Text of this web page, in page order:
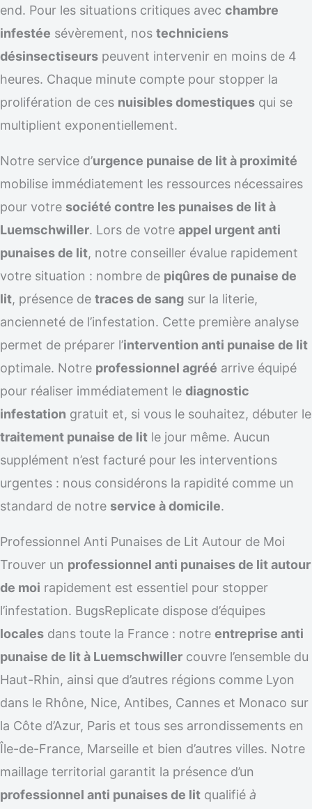
end. Pour les situations critiques avec chambre
infestée sévèrement, nos techniciens
désinsectiseurs peuvent intervenir en moins de 4
heures. Chaque minute compte pour stopper la
prolifération de ces nuisibles domestiques qui se
multiplient exponentiellement.
Notre service d’urgence punaise de lit à proximité
mobilise immédiatement les ressources nécessaires
pour votre société contre les punaises de lit à
Luemschwiller. Lors de votre appel urgent anti
punaises de lit, notre conseiller évalue rapidement
votre situation : nombre de piqûres de punaise de
lit, présence de traces de sang sur la literie,
ancienneté de l’infestation. Cette première analyse
permet de préparer l’intervention anti punaise de lit
optimale. Notre professionnel agréé arrive équipé
pour réaliser immédiatement le diagnostic
infestation gratuit et, si vous le souhaitez, débuter le
traitement punaise de lit le jour même. Aucun
supplément n’est facturé pour les interventions
urgentes : nous considérons la rapidité comme un
standard de notre service à domicile.
Professionnel Anti Punaises de Lit Autour de Moi
Trouver un professionnel anti punaises de lit autour
de moi rapidement est essentiel pour stopper
l’infestation. BugsReplicate dispose d’équipes
locales dans toute la France : notre entreprise anti
punaise de lit à Luemschwiller couvre l’ensemble du
Haut-Rhin, ainsi que d’autres régions comme Lyon
dans le Rhône, Nice, Antibes, Cannes et Monaco sur
la Côte d’Azur, Paris et tous ses arrondissements en
Île-de-France, Marseille et bien d’autres villes. Notre
maillage territorial garantit la présence d’un
professionnel anti punaises de lit qualifié à